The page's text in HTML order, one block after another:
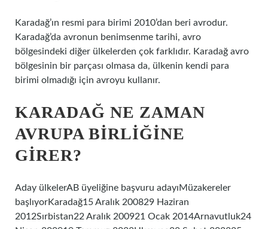
Karadağ’ın resmi para birimi 2010’dan beri avrodur.
Karadağ’da avronun benimsenme tarihi, avro
bölgesindeki diğer ülkelerden çok farklıdır. Karadağ avro
bölgesinin bir parçası olmasa da, ülkenin kendi para
birimi olmadığı için avroyu kullanır.
KARADAĞ NE ZAMAN
AVRUPA BIRLIĞINE
GIRER?
Aday ülkelerAB üyeliğine başvuru adayıMüzakereler
başlıyorKaradağ15 Aralık 200829 Haziran
2012Sırbistan22 Aralık 200921 Ocak 2014Arnavutluk24